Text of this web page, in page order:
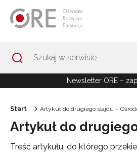
Newsletter ORE –
Start Artykuł do drugiego slajdu –
Artykuł do
Treść artykułu, do którego